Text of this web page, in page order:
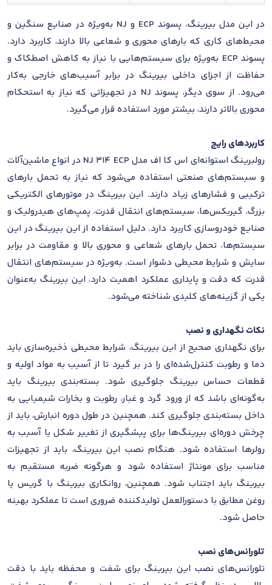
در این مدل بیرینگ، پسوند ECP و NJ به‌ویژه در صنایع سنگین و
محیط‌های کاری که بارهای محوری و شعاعی بالا دارند، کاربرد دارد.
پسوند ECP به‌ویژه برای سیستم‌هایی با نیاز به کاهش اصطکاک و
حفاظت از اجزای داخلی بیرینگ در برابر آسیب‌های خارجی به‌کار
می‌رود. از سوی دیگر، پسوند NJ در تجهیزاتی که نیاز به استحکام
محوری بالاتر دارند، بیشتر مورد استفاده قرار می‌گیرد.
کاربردهای رایج
رولبرینگ استوانه‌ای اس کا اف مدل NJ 314 ECP در انواع ماشین‌آلات
و سیستم‌های صنعتی استفاده می‌شود که نیاز به تحمل بارهای
ترکیبی و فشارهای زیاد دارند. این بیرینگ در موتورهای الکتریکی
بزرگ، گیربکس‌ها، سیستم‌های انتقال قدرت، پمپ‌های هیدرولیک و
صنایع خودروسازی کاربرد دارد. دلیل استفاده از این بیرینگ در این
سیستم‌ها، تحمل بارهای شعاعی و محوری بالا و مقاومت در برابر
سایش و شرایط محیطی دشوار است. به‌ویژه در سیستم‌های انتقال
قدرت که دقت و پایداری عملکرد اهمیت دارد، این بیرینگ به‌عنوان
یکی از گزینه‌های کلیدی شناخته می‌شود.
نکات نگهداری و نصب
برای نگهداری صحیح از این بیرینگ، شرایط محیطی ذخیره‌سازی باید
دما و رطوبت کنترل‌شده‌ای را در بر گیرد تا از آسیب به مواد اولیه و
قطعات حساس بیرینگ جلوگیری شود. بسته‌بندی بیرینگ باید
به‌گونه‌ای باشد که از ورود گرد و غبار، رطوبت و بخارات شیمیایی به
داخل بسته‌بندی جلوگیری کند. همچنین در طول دوره انبارش، باید از
چرخش دوره‌ای بیرینگ‌ها برای پیشگیری از تغییر شکل یا آسیب به
رولرها استفاده شود. هنگام نصب این بیرینگ، باید از تجهیزات
مناسب برای مونتاژ استفاده شود و هرگونه ضربه مستقیم به
بیرینگ باید اجتناب شود. همچنین، روانکاری بیرینگ با گریس یا
روغن مطابق با دستورالعمل تولیدکننده ضروری است تا عملکرد بهینه
حاصل شود.
تلورانس‌های نصب
تلورانس‌های نصب این بیرینگ برای شفت و محفظه باید با دقت